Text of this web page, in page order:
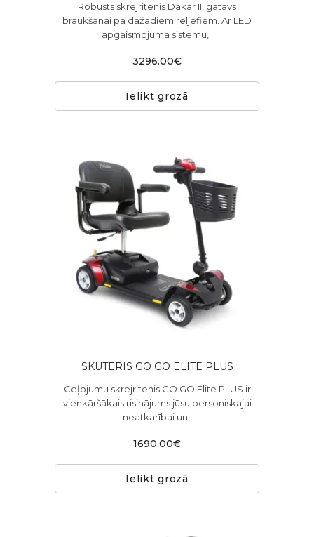
Robusts skrejritenis Dakar II, gatavs
braukšanai pa dažādiem reljefiem. Ar LED
apgaismojuma sistēmu,..
3296.00€
Ielikt grozā
SKŪTERIS GO GO ELITE PLUS
Ceļojumu skrejritenis GO GO Elite PLUS ir
vienkāršākais risinājums jūsu personiskajai
neatkarībai un..
1690.00€
Ielikt grozā